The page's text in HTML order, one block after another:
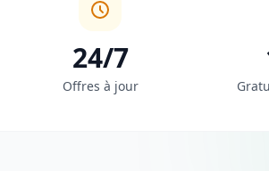
24/7
Offres à jour